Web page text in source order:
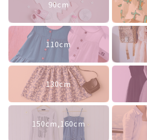
い
個
90cm
110cm
130cm
150cm,160cm
セール商品
新着商品
商品一覧
最近チェックした商品
注文履歴
ご利用ガイド